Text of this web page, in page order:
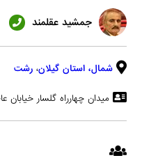
جمشيد عقلمند
شمال، استان گیلان، رشت
ميدان چهارراه گلسار خيابان عاطفى ١٠٠ متر بعد